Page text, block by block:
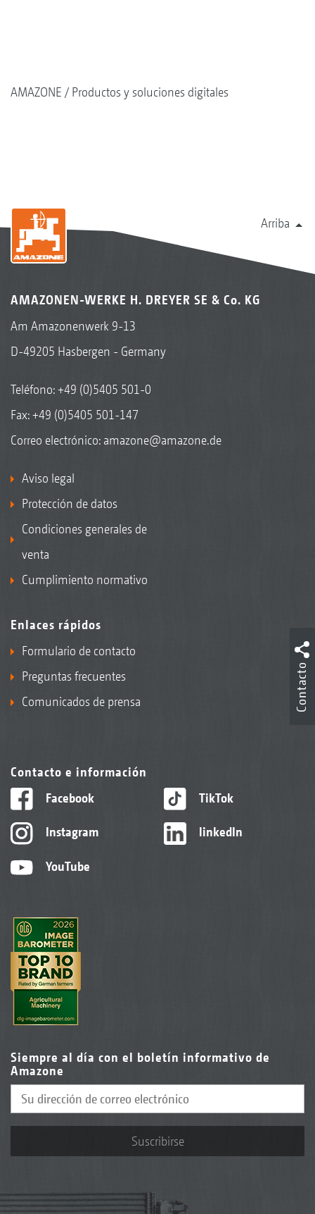
AMAZONE Productos y soluciones digitales
Arriba
AMAZONEN-WERKE H. DREYER SE & Co. KG
Am Amazonenwerk 9-13
D-49205 Hasbergen - Germany
Teléfono:+49 (0)5405 501-0
Fax: +49 (0)5405 501-147
Correo electrónico: amazone@amazone.de
Aviso legal
Protección de datos
Condiciones generales de
venta
Cumplimiento normativo
Enlaces rápidos
Formulario de contacto
Preguntas frecuentes
Comunicados de prensa
Contacto e información
Facebook
Instagram
YouTube
TikTok
linkedIn
Siempre al día con el boletín informativo de
Amazone
Suscribirse
Contacto